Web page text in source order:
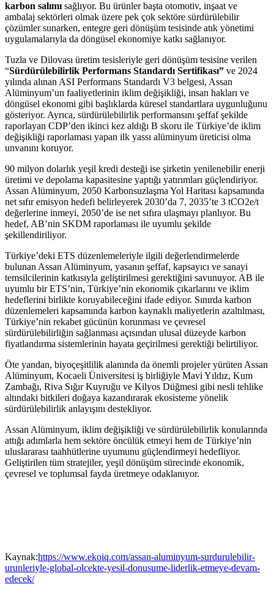
karbon salımı sağlıyor. Bu ürünler başta otomotiv, inşaat ve
ambalaj sektörleri olmak üzere pek çok sektöre sürdürülebilir
çözümler sunarken, entegre geri dönüşüm tesisinde atık yönetimi
uygulamalarıyla da döngüsel ekonomiye katkı sağlanıyor.
Tuzla ve Dilovası üretim tesisleriyle geri dönüşüm tesisine verilen
“Sürdürülebilirlik Performans Standardı Sertifikası” ve 2024
yılında alınan ASI Performans Standardı V3 belgesi, Assan
Alüminyum’un faaliyetlerinin iklim değişikliği, insan hakları ve
döngüsel ekonomi gibi başlıklarda küresel standartlara uygunluğunu
gösteriyor. Ayrıca, sürdürülebilirlik performansını şeffaf şekilde
raporlayan CDP’den ikinci kez aldığı B skoru ile Türkiye’de iklim
değişikliği raporlaması yapan ilk yassı alüminyum üreticisi olma
unvanını koruyor.
90 milyon dolarlık yeşil kredi desteği ise şirketin yenilenebilir enerji
üretimi ve depolama kapasitesine yaptığı yatırımları güçlendiriyor.
Assan Alüminyum, 2050 Karbonsuzlaşma Yol Haritası kapsamında
net sıfır emisyon hedefi belirleyerek 2030’da 7, 2035’te 3 tCO2e/t
değerlerine inmeyi, 2050’de ise net sıfıra ulaşmayı planlıyor. Bu
hedef, AB’nin SKDM raporlaması ile uyumlu şekilde
şekillendiriliyor.
Türkiye’deki ETS düzenlemeleriyle ilgili değerlendirmelerde
bulunan Assan Alüminyum, yasanın şeffaf, kapsayıcı ve sanayi
temsilcilerinin katkısıyla geliştirilmesi gerektiğini savunuyor. AB ile
uyumlu bir ETS’nin, Türkiye’nin ekonomik çıkarlarını ve iklim
hedeflerini birlikte koruyabileceğini ifade ediyor. Sınırda karbon
düzenlemeleri kapsamında karbon kaynaklı maliyetlerin azaltılması,
Türkiye’nin rekabet gücünün korunması ve çevresel
sürdürülebilirliğin sağlanması açısından ulusal düzeyde karbon
fiyatlandırma sistemlerinin hayata geçirilmesi gerektiği belirtiliyor.
Öte yandan, biyoçeşitlilik alanında da önemli projeler yürüten Assan
Alüminyum, Kocaeli Üniversitesi iş birliğiyle Mavi Yıldız, Kum
Zambağı, Riva Sığır Kuyruğu ve Kilyos Düğmesi gibi nesli tehlike
altındaki bitkileri doğaya kazandırarak ekosisteme yönelik
sürdürülebilirlik anlayışını destekliyor.
Assan Alüminyum, iklim değişikliği ve sürdürülebilirlik konularında
attığı adımlarla hem sektöre öncülük etmeyi hem de Türkiye’nin
uluslararası taahhütlerine uyumunu güçlendirmeyi hedefliyor.
Geliştirilen tüm stratejiler, yeşil dönüşüm sürecinde ekonomik,
çevresel ve toplumsal fayda üretmeye odaklanıyor.
Kaynak:https://www.ekoiq.com/assan-aluminyum-surdurulebilir-
urunleriyle-global-olcekte-yesil-donusume-liderlik-etmeye-devam-
edecek/